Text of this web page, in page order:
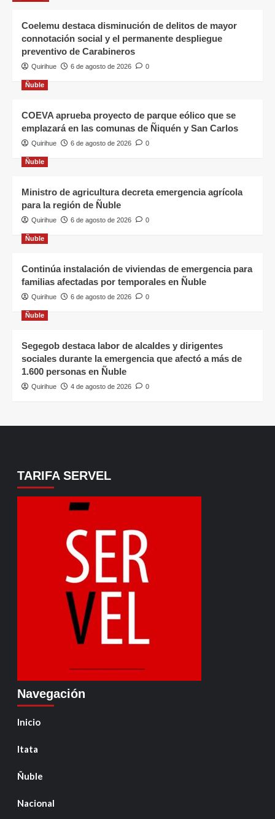
Coelemu destaca disminución de delitos de mayor
connotación social y el permanente despliegue
preventivo de Carabineros
Quirihue 6 de agosto de 2026 0
Ñuble
COEVA aprueba proyecto de parque eólico que se
emplazará en las comunas de Ñiquén y San Carlos
Quirihue 6 de agosto de 2026 0
Ñuble
Ministro de agricultura decreta emergencia agrícola
para la región de Ñuble
Quirihue 6 de agosto de 2026 0
Ñuble
Continúa instalación de viviendas de emergencia para
familias afectadas por temporales en Ñuble
Quirihue 6 de agosto de 2026 0
Ñuble
Segegob destaca labor de alcaldes y dirigentes
sociales durante la emergencia que afectó a más de
1.600 personas en Ñuble
Quirihue 4 de agosto de 2026 0
TARIFA SERVEL
Navegación
Inicio
Itata
Ñuble
Nacional